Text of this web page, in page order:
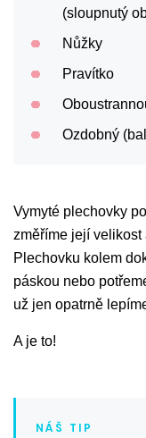
(sloupnutý
Nůžky
Pravítko
Ozdobný
Vymyté plechovky
změříme její velikost
Plechovku kolem
páskou nebo
už jen opatrně
A je to!